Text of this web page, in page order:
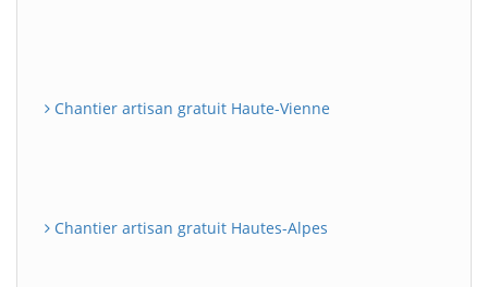
Chantier artisan gratuit Haute-Vienne
Chantier artisan gratuit Hautes-Alpes